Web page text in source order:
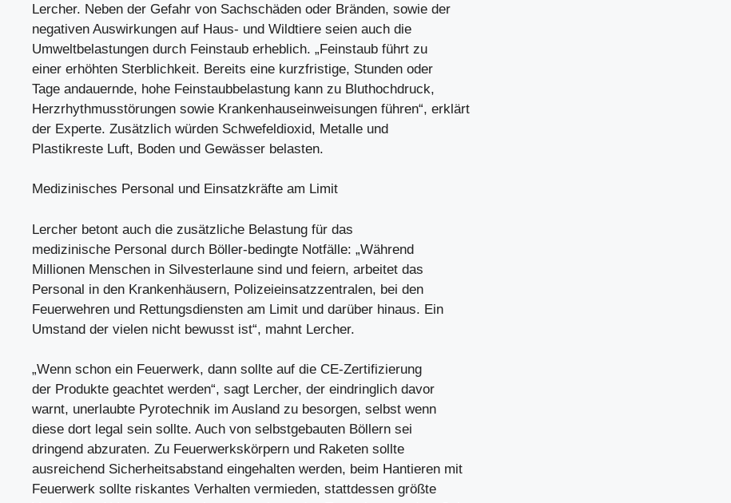
Lercher. Neben der Gefahr von Sachschäden oder Bränden, sowie der
negativen Auswirkungen auf Haus- und Wildtiere seien auch die
Umweltbelastungen durch Feinstaub erheblich. „Feinstaub führt zu
einer erhöhten Sterblichkeit. Bereits eine kurzfristige, Stunden oder
Tage andauernde, hohe Feinstaubbelastung kann zu Bluthochdruck,
Herzrhythmusstörungen sowie Krankenhauseinweisungen führen“, erklärt
der Experte. Zusätzlich würden Schwefeldioxid, Metalle und
Plastikreste Luft, Boden und Gewässer belasten.
Medizinisches Personal und Einsatzkräfte am Limit
Lercher betont auch die zusätzliche Belastung für das
medizinische Personal durch Böller-bedingte Notfälle: „Während
Millionen Menschen in Silvesterlaune sind und feiern, arbeitet das
Personal in den Krankenhäusern, Polizeieinsatzzentralen, bei den
Feuerwehren und Rettungsdiensten am Limit und darüber hinaus. Ein
Umstand der vielen nicht bewusst ist“, mahnt Lercher.
„Wenn schon ein Feuerwerk, dann sollte auf die CE-Zertifizierung
der Produkte geachtet werden“, sagt Lercher, der eindringlich davor
warnt, unerlaubte Pyrotechnik im Ausland zu besorgen, selbst wenn
diese dort legal sein sollte. Auch von selbstgebauten Böllern sei
dringend abzuraten. Zu Feuerwerkskörpern und Raketen sollte
ausreichend Sicherheitsabstand eingehalten werden, beim Hantieren mit
Feuerwerk sollte riskantes Verhalten vermieden, stattdessen größte